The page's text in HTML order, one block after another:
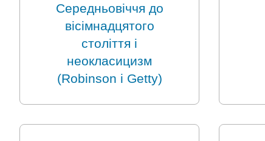
Середньовіччя до
вісімнадцятого
століття і
неокласицизм
(Robinson і Getty)